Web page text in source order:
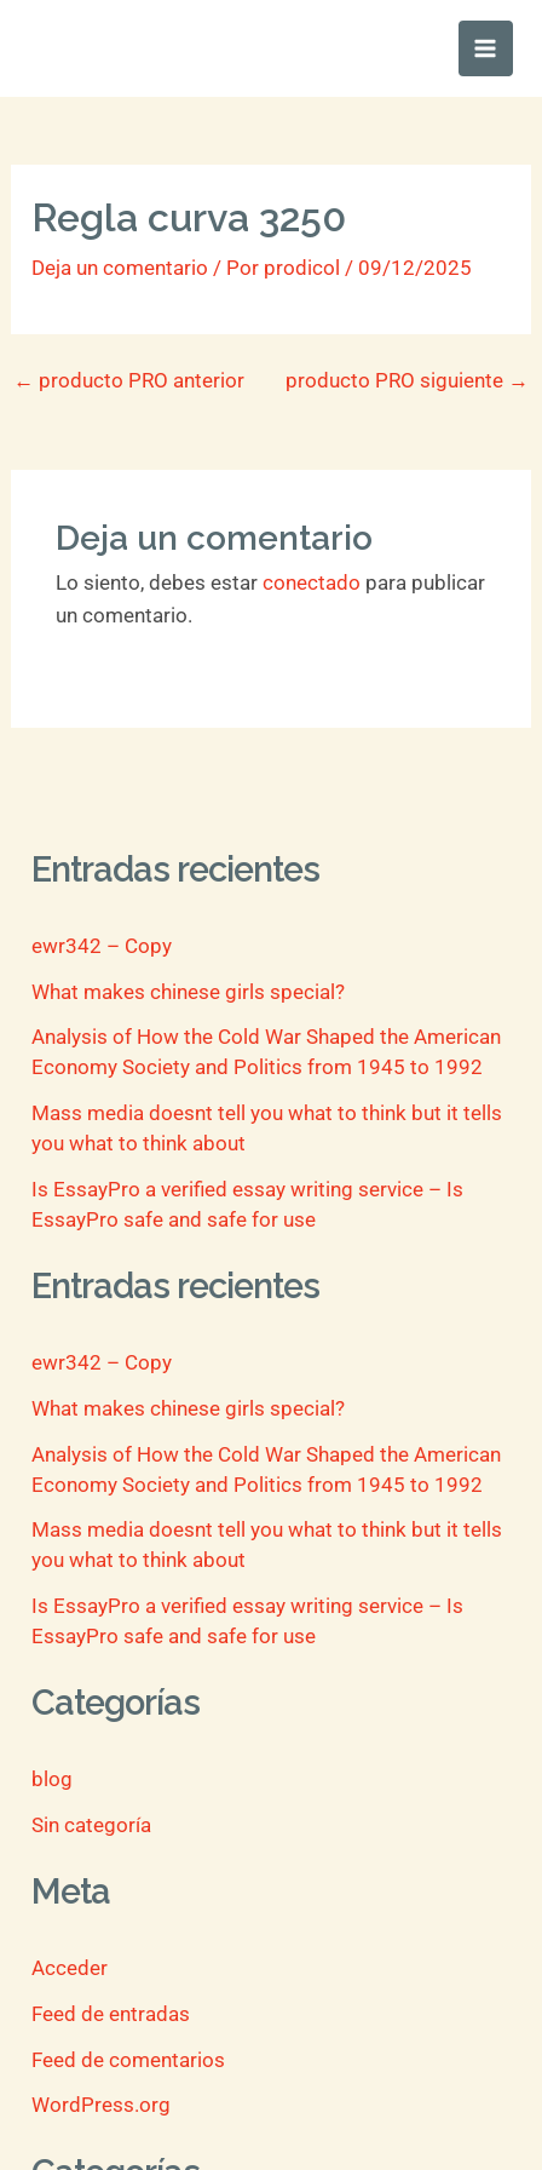
Main
Regla curva 3250
Deja un comentario / Por prodicol/ 09/12/2025
← producto PRO anterior producto PRO siguiente →
Deja un comentario
Lo siento, debes estar conectado para publicar
un comentario.
Entradas recientes
ewr342 – Copy
What makes chinese girls special?
Analysis of How the Cold War Shaped the American
Economy Society and Politics from 1945 to 1992
Mass media doesnt tell you what to think but it tells
you what to think about
Is EssayPro a verified essay writing service – Is
EssayPro safe and safe for use
Entradas recientes
ewr342 – Copy
What makes chinese girls special?
Analysis of How the Cold War Shaped the American
Economy Society and Politics from 1945 to 1992
Mass media doesnt tell you what to think but it tells
you what to think about
Is EssayPro a verified essay writing service – Is
EssayPro safe and safe for use
Categorías
blog
Sin categoría
Meta
Acceder
Feed de entradas
Feed de comentarios
WordPress.org